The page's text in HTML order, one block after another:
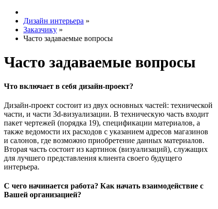
Дизайн интерьера »
Заказчику »
Часто задаваемые вопросы
Часто задаваемые вопросы
Что включает в себя дизайн-проект?
Дизайн-проект состоит из двух основных частей: технической
части, и части 3d-визуализации. В техническую часть входит
пакет чертежей (порядка 19), спецификации материалов, а
также ведомости их расходов с указанием адресов магазинов
и салонов, где возможно приобретение данных материалов.
Вторая часть состоит из картинок (визуализаций), служащих
для лучшего представления клиента своего будущего
интерьера.
С чего начинается работа? Как начать взаимодействие с
Вашей организацией?